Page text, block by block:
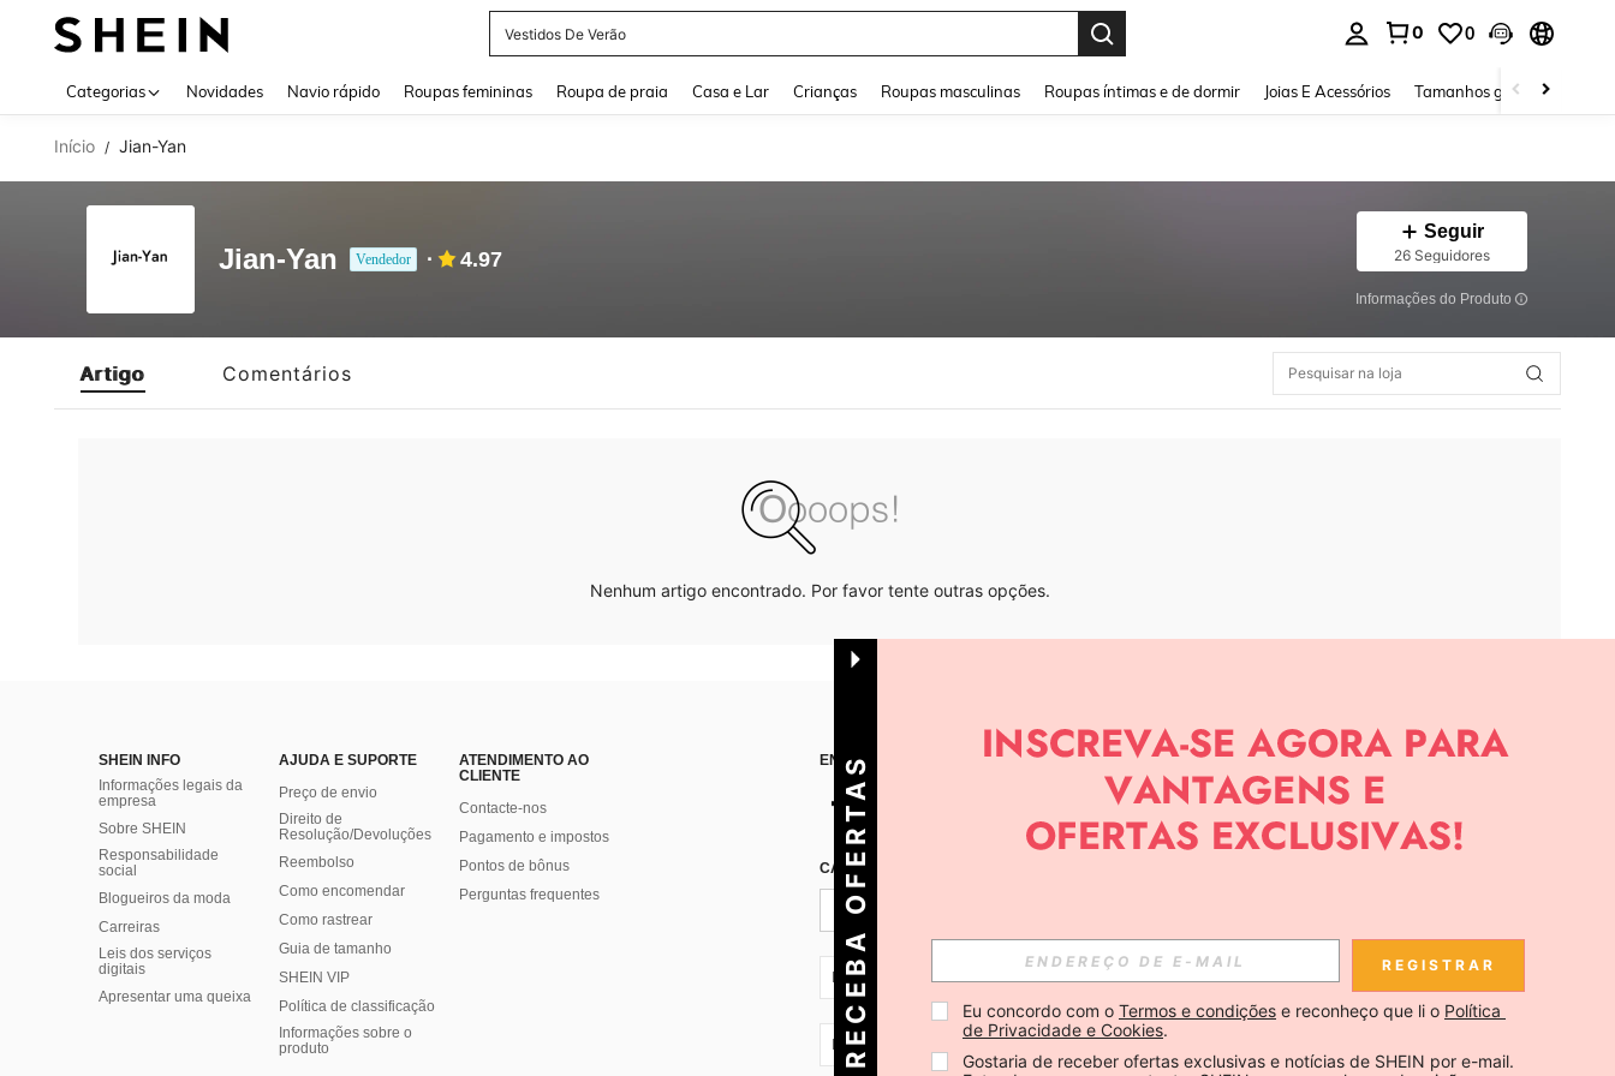
Vestidos De Verão
0 0
Categorias Novidades Navio rápido Roupas femininas Roupa de praia Casa e Lar Crianças Roupas masculinas Roupas íntimas e de dormir Joias E Acessórios Tamanhos grandes
Início / Jian-Yan
Jian-Yan Vendedor 4.97
Seguir
26 Seguidores
Informações do Produto
Artigo Comentários
Nenhum artigo encontrado. Por favor tente outras opções.
SHEIN INFO
Informações legais da
empresa
Sobre SHEIN
Responsabilidade
social
Blogueiros da moda
Carreiras
Leis dos serviços
digitais
Apresentar uma queixa
AJUDA E SUPORTE
Preço de envio
Direito de
Resolução/Devoluções
Reembolso
Como encomendar
Como rastrear
Guia de tamanho
SHEIN VIP
Política de classificação
​Informações sobre o
produto
ATENDIMENTO AO
CLIENTE
Contacte-nos
Pagamento e impostos
Pontos de bônus
Perguntas frequentes
ENCONTRE-NOS EM APP
CADASTRE-SE PARA RECEBER NOTÍCIAS SOBRE SHEIN.
PT + 351
PT + 351
R
E
C
E
B
A
O
E
R
T
A
S
D
I
Á REGISTRAR
Eu concordo com o Termos e condições e reconheço que li o Política
de Privacidade e Cookies.
Gostaria de receber ofertas exclusivas e notícias de SHEIN por e-mail.